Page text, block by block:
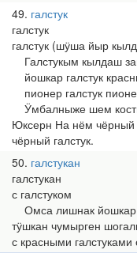
49 галстук
галстук
галстук (шӱша йыр
Галстукым кылдаш
йошкар галстук
пионер галстук
Ӱмбалныже шем
Юксерн На нём чёрный
чёрный галстук.
50 галстукан
галстукан
с галстуком
Омса лишнак йошкар
тӱшкан чумырген
с красными галстуками